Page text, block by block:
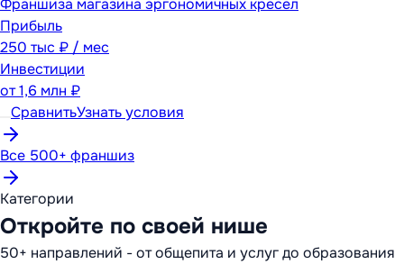
Франшиза магазина эргономичных кресел
Прибыль
250 тыс ₽ / мес
Инвестиции
от1,6 млн ₽
СравнитьУзнать условия
Все 500+ франшиз
Категории
Откройте по своей нише
50+ направлений - от общепита и услуг до образования